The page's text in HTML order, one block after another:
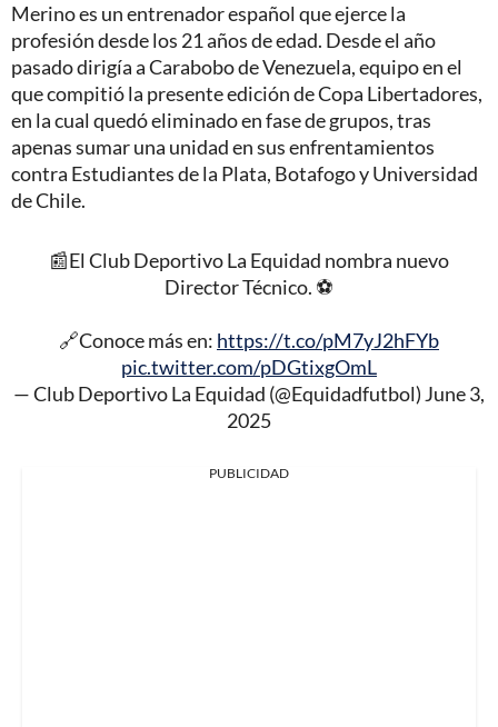
Merino es un entrenador español que ejerce la
profesión desde los 21 años de edad. Desde el año
pasado dirigía a Carabobo de Venezuela, equipo en el
que compitió la presente edición de Copa Libertadores,
en la cual quedó eliminado en fase de grupos, tras
apenas sumar una unidad en sus enfrentamientos
contra Estudiantes de la Plata, Botafogo y Universidad
de Chile.
📰El Club Deportivo La Equidad nombra nuevo
Director Técnico. ⚽️
🔗Conoce más en: https://t.co/pM7yJ2hFYb
pic.twitter.com/pDGtixgOmL
— Club Deportivo La Equidad (@Equidadfutbol) June 3,
2025
PUBLICIDAD